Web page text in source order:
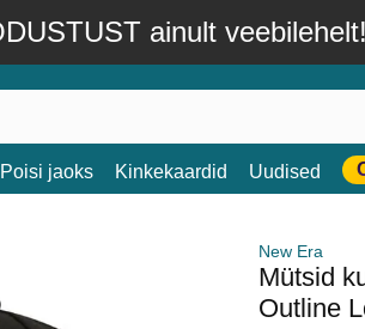
ainult veebilehelt!
Poisi jaoks Kinkekaardid Uudised
New Era
Mütsid
Outline